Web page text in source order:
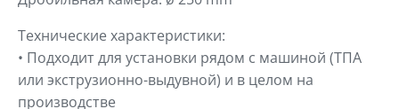
Технические характеристики:
• Подходит для установки рядом с машиной (ТПА
или экструзионно-выдувной) и в целом на
производстве